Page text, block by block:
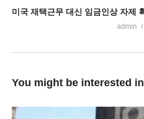
admin
You might be interested in